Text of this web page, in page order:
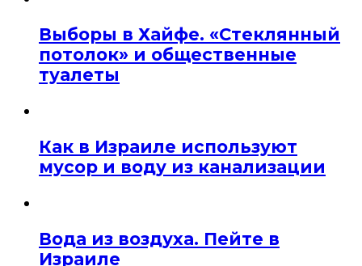
Выборы в Хайфе. «Стеклянный
потолок» и общественные
туалеты
Как в Израиле используют
мусор и воду из канализации
Вода из воздуха. Пейте в
Израиле